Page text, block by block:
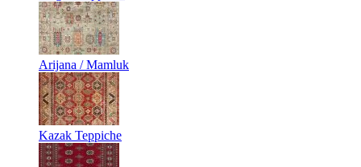
Arijana / Mamluk
Kazak Teppiche